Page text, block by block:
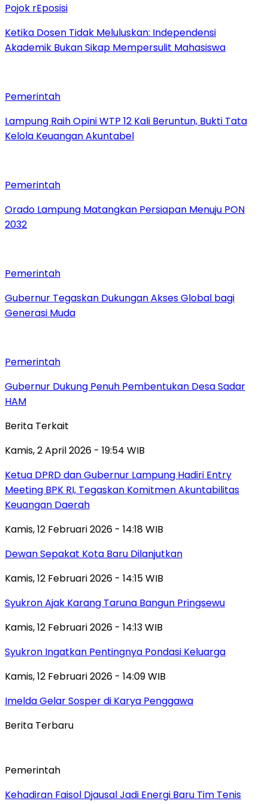
Pojok rEposisi
Ketika Dosen Tidak Meluluskan: Independensi
Akademik Bukan Sikap Mempersulit Mahasiswa
Pemerintah
Lampung Raih Opini WTP 12 Kali Beruntun, Bukti Tata
Kelola Keuangan Akuntabel
Pemerintah
Orado Lampung Matangkan Persiapan Menuju PON
2032
Pemerintah
Gubernur Tegaskan Dukungan Akses Global bagi
Generasi Muda
Pemerintah
Gubernur Dukung Penuh Pembentukan Desa Sadar
HAM
Berita Terkait
Kamis, 2 April 2026 - 19:54 WIB
Ketua DPRD dan Gubernur Lampung Hadiri Entry
Meeting BPK RI, Tegaskan Komitmen Akuntabilitas
Keuangan Daerah
Kamis, 12 Februari 2026 - 14:18 WIB
Dewan Sepakat Kota Baru Dilanjutkan
Kamis, 12 Februari 2026 - 14:15 WIB
Syukron Ajak Karang Taruna Bangun Pringsewu
Kamis, 12 Februari 2026 - 14:13 WIB
Syukron Ingatkan Pentingnya Pondasi Keluarga
Kamis, 12 Februari 2026 - 14:09 WIB
Imelda Gelar Sosper di Karya Penggawa
Berita Terbaru
Pemerintah
Kehadiran Faisol Djausal Jadi Energi Baru Tim Tenis